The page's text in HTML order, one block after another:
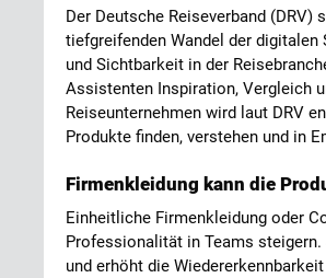
Der Deutsche Reiseverband (DRV)
tiefgreifenden Wandel der
und Sichtbarkeit in der
Assistenten Inspiration, Vergleich
Reiseunternehmen wird laut DRV
Produkte finden, verstehen und in
Firmenkleidung kann die
Einheitliche Firmenkleidung oder
Professionalität in Teams
und erhöht die